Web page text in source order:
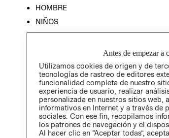
HOMBRE
NIÑOS
HOME
Antes de empezar a
Utilizamos cookies de origen y de
tecnologías de rastreo de editores
funcionalidad completa de nuestro
experiencia de usuario, realizar
personalizada en nuestros sitios web,
informativos en Internet y a través de
sociales. Con ese fin, recopilamos
los patrones de navegación y el
Al hacer clic en “Aceptar todas”,